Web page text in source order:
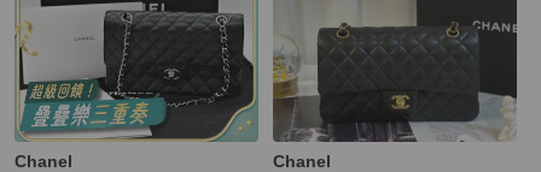
Chanel Chanel